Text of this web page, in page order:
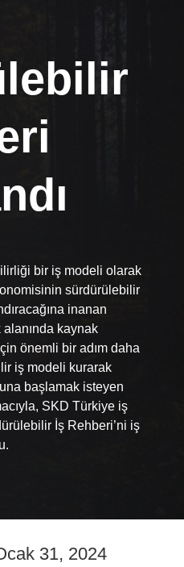
bir iş modeli olarak
sürdürülebilir
inanan
kaynak
önemli bir adım daha
iş modeli kurarak
başlamak isteyen
SKD Türkiye iş
İş Rehberi’ni iş
31, 2024